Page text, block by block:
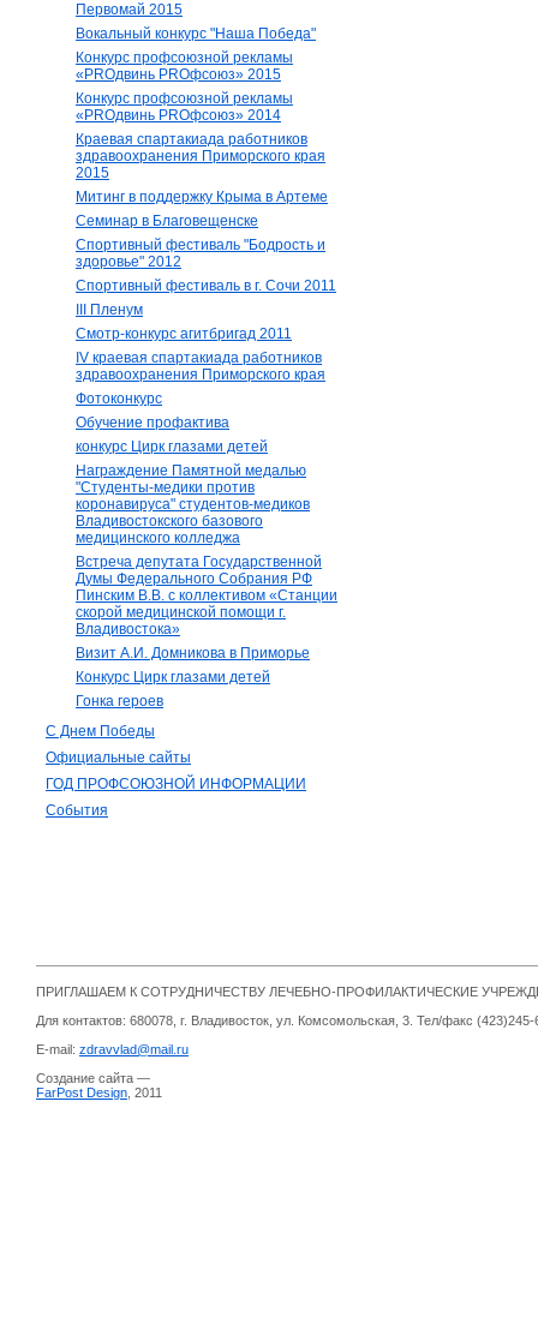
Первомай 2015
Вокальный конкурс "Наша Победа"
Конкурс профсоюзной рекламы
«PROдвинь РRОфсоюз» 2015
Конкурс профсоюзной рекламы
«PROдвинь РRОфсоюз» 2014
Краевая спартакиада работников
здравоохранения Приморского края
2015
Митинг в поддержку Крыма в Артеме
Семинар в Благовещенске
Спортивный фестиваль "Бодрость и
здоровье" 2012
Спортивный фестиваль в г. Сочи 2011
III Пленум
Смотр-конкурс агитбригад 2011
IV краевая спартакиада работников
здравоохранения Приморского края
Фотоконкурс
Обучение профактива
конкурс Цирк глазами детей
Награждение Памятной медалью
"Студенты-медики против
коронавируса" студентов-медиков
Владивостокского базового
медицинского колледжа
Встреча депутата Государственной
Думы Федерального Собрания РФ
Пинским В.В. с коллективом «Станции
скорой медицинской помощи г.
Владивостока»
Визит А.И. Домникова в Приморье
Конкурс Цирк глазами детей
Гонка героев
С Днем Победы
Официальные сайты
ГОД ПРОФСОЮЗНОЙ ИНФОРМАЦИИ
События
ПРИГЛАШАЕМ К СОТРУДНИЧЕСТВУ ЛЕЧЕБНО-ПРОФИЛАКТИЧЕСКИЕ
Для контактов: 680078, г. Владивосток, ул. Комсомольская, 3. Тел/факс
E-mail: zdravvlad@mail.ru
Создание сайта —
FarPost Design , 2011